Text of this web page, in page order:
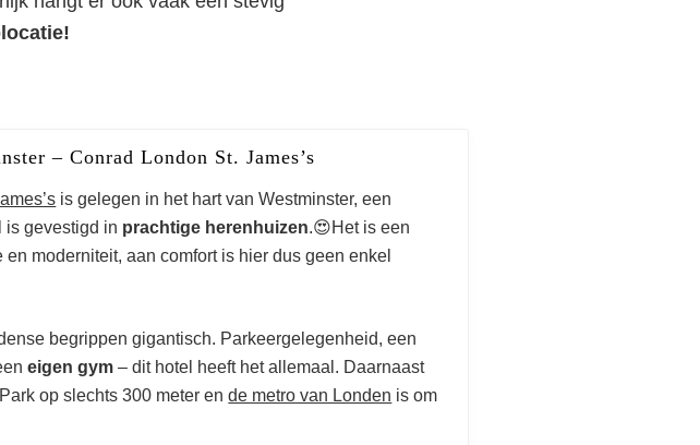
– Conrad London St. James’s
is gelegen in het hart van Westminster, een
is gevestigd in prachtige herenhuizen.😍Het is een
moderniteit, aan comfort is hier dus geen enkel
begrippen gigantisch. Parkeergelegenheid, een
eigen gym – dit hotel heeft het allemaal. Daarnaast
op slechts 300 meter ende metro van Londen is om